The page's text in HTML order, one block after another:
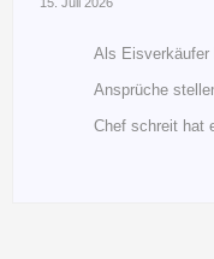
Als Eisverkäufer
Ansprüche
Chef schreit hat